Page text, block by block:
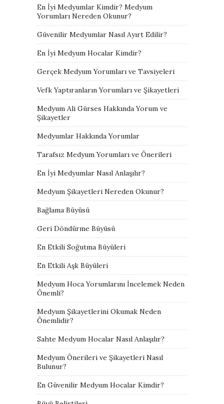
En İyi Medyumlar Kimdir? Medyum
Yorumları Nereden Okunur?
Güvenilir Medyumlar Nasıl Ayırt Edilir?
En İyi Medyum Hocalar Kimdir?
Gerçek Medyum Yorumları ve Tavsiyeleri
Vefk Yaptıranların Yorumları ve Şikayetleri
Medyum Ali Gürses Hakkında Yorum ve
Şikayetler
Medyumlar Hakkında Yorumlar
Tarafsız Medyum Yorumları ve Önerileri
En İyi Medyumlar Nasıl Anlaşılır?
Medyum Şikayetleri Nereden Okunur?
Bağlama Büyüsü
Geri Döndürme Büyüsü
En Etkili Soğutma Büyüleri
En Etkili Aşk Büyüleri
Medyum Hoca Yorumlarını İncelemek Neden
Önemli?
Medyum Şikayetlerini Okumak Neden
Önemlidir?
Sahte Medyum Hocalar Nasıl Anlaşılır?
Medyum Önerileri ve Şikayetleri Nasıl
Bulunur?
En Güvenilir Medyum Hocalar Kimdir?